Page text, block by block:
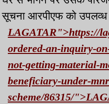
सूचना आरपीएफ को उपलव्ध
LAGATAR">https://
ordered-an-inquiry-
not-getting-material-
beneficiary-under-
scheme/86315/